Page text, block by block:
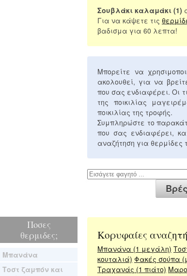
Ποσες
θερμιδες;
Μπανάνα
Τοστ ζαμπόν και
Σουβλάκι καλαμάκι (1)
Για να κάψετε τις
βαδισμα για 60 λεπτα!
Μπορείτε να
ακολουθεί, για να
που σας ενδιαφέρει. Οι
της ποικιλίας
ποικιλίας της τροφής.
Συμπληρώστε το
που σας ενδιαφέρει,
αναζήτηση για θερμίδες
Κορυφαίες
Μπανάνα (1 μεγάλη)
κουταλιά) Φακές σούπα
Τραχανάς (1 πιάτο)